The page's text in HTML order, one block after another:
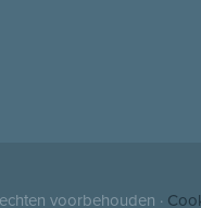
voorbehouden ·